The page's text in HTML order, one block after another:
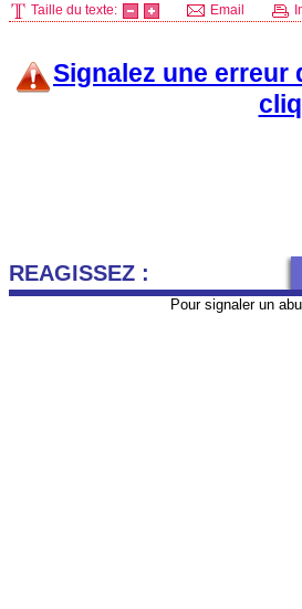
Taille du texte: Email
Signalez une erreur
REAGISSEZ :
Pour signaler un